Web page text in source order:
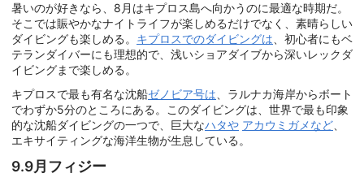
暑いのが好きなら、8月はキプロス島へ向かうのに最適な時期だ。
そこでは賑やかなナイトライフが楽しめるだけでなく、素晴らしい
ダイビングも楽しめる。 キプロスでのダイビングは 、初心者にもベ
テランダイバーにも理想的で、浅いショアダイブから深いレックダ
イビングまで楽しめる。
キプロスで最も有名な沈船ゼノビア号は 、ラルナカ海岸からボート
でわずか5分のところにある。このダイビングは、世界で最も印象
的な沈船ダイビングの一つで、巨大なハタや アカウミガメなど
エキサイティングな海洋生物が生息している。
9.9月フィジー